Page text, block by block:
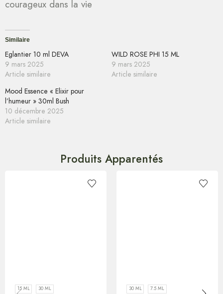
courageux dans la vie
Similaire
Eglantier 10 ml DEVA
9 mars 2025
Article similaire
WILD ROSE PHI 15 ML
9 mars 2025
Article similaire
Mood Essence « Elixir pour
l’humeur » 30ml Bush
10 décembre 2025
Article similaire
Produits Apparentés
15 ML 30 ML 30 ML 7.5 ML